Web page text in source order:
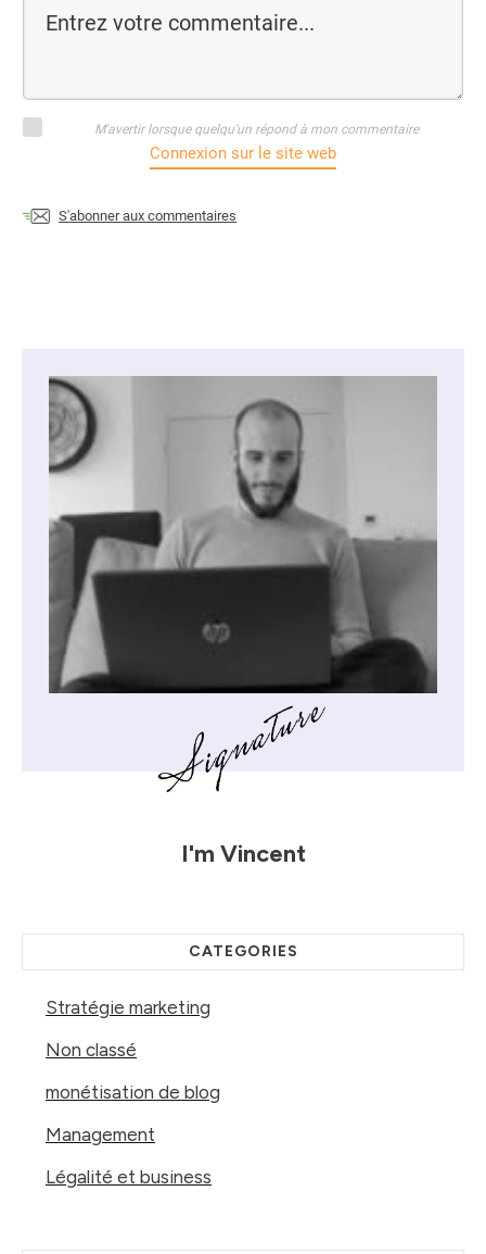
M'avertir lorsque quelqu'un répond à mon commentaire
Connexion sur le site web
S'abonner aux commentaires
I'm Vincent
CATEGORIES
Stratégie marketing
Non classé
monétisation de blog
Management
Légalité et business